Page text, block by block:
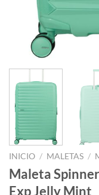
INICIO / MALETAS /
Maleta
Exp Jelly Mint